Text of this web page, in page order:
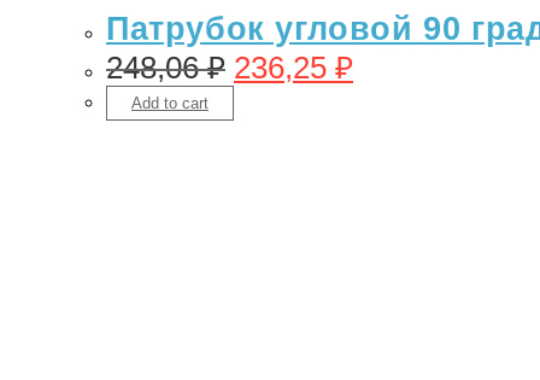
Патрубок угловой 90
248,06₽ 236,25 ₽
Add to cart